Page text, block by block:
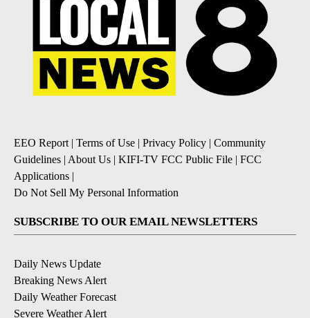
EEO Report | Terms of Use | Privacy Policy | Community
Guidelines | About Us | KIFI-TV FCC Public File | FCC
Applications |
Do Not Sell My Personal Information
SUBSCRIBE TO OUR EMAIL NEWSLETTERS
Daily News Update
Breaking News Alert
Daily Weather Forecast
Severe Weather Alert